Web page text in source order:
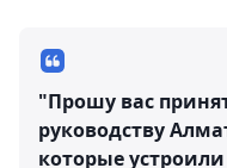
"Прошу вас
руководству
которые